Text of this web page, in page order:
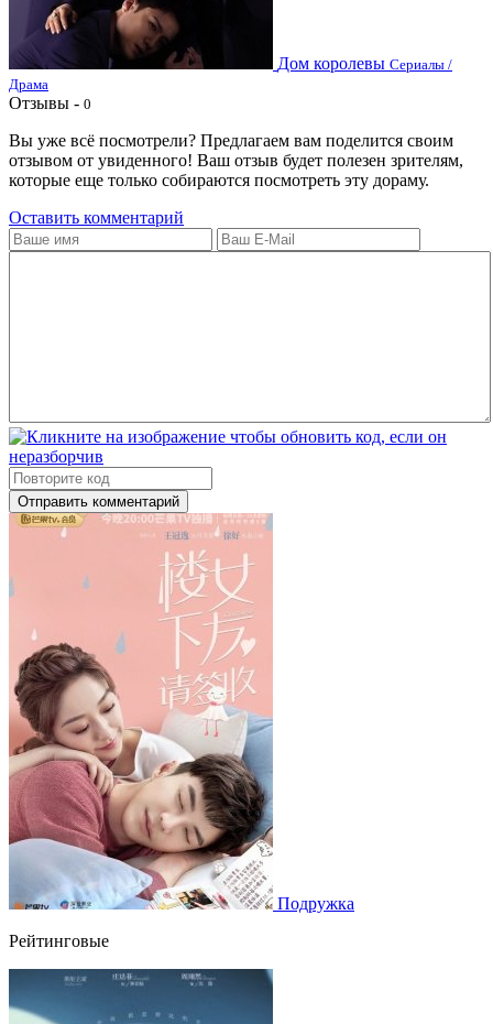
Дом королевы Сериалы /
Драма
Отзывы - 0
Вы уже всё посмотрели? Предлагаем вам поделится своим
отзывом от увиденного! Ваш отзыв будет полезен зрителям,
которые еще только собираются посмотреть эту дораму.
Оставить комментарий
Отправить комментарий
Подружка
Рейтинговые